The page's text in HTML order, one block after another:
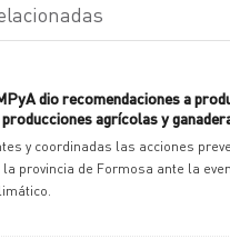
dio recomendaciones a
agrícolas y
y coordinadas las acciones
la provincia de Formosa ante la